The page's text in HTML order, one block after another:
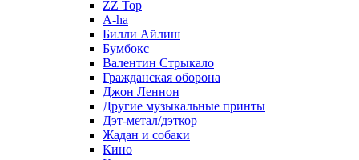
ZZ Top
А-ha
Билли Айлиш
Бумбокс
Валентин Стрыкало
Гражданская оборона
Джон Леннон
Другие музыкальные принты
Дэт-метал/дэткор
Жадан и собаки
Кино